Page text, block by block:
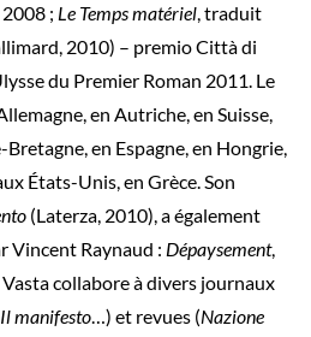
; Le Temps matériel, traduit
2010) – premio Città di
du Premier Roman 2011. Le
en Autriche, en Suisse,
en Espagne, en Hongrie,
États-Unis, en Grèce. Son
(Laterza, 2010), a également
Vincent Raynaud : Dépaysement,
collabore à divers journaux
Il manifesto…) et revues (Nazione